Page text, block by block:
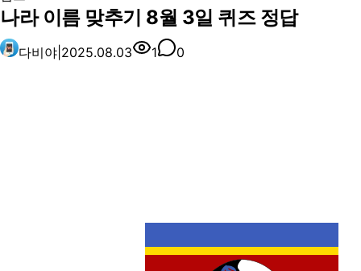
나라 이름 맞추기 8월 3일 퀴즈 정답
다비야 2025.08.03 1 0